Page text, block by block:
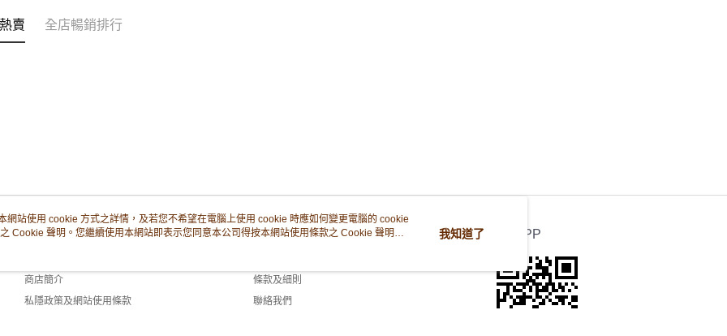
賣 全店暢銷排行
關於我們
商店簡介
私隱政策及網站使用條款
客戶服務
條款及細則
聯絡我們
官方APP
網站使用 cookie 方式之詳情，及若您不希望在電腦上使用 cookie 時應如何變更電腦的 cookie
之 Cookie 聲明。您繼續使用本網站即表示您同意本公司得按本網站使用條款之 Cookie 聲明使
我知道了